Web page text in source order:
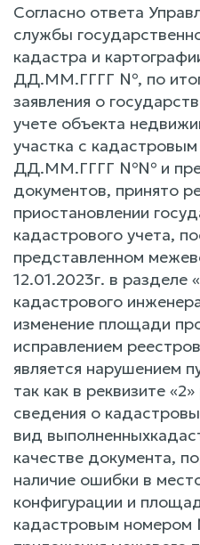
Согласно ответа
службы
кадастра и
ДД.ММ.ГГГГ №, по
заявления о
учете объекта
участка с
ДД.ММ.ГГГГ №№ и
документов, принято
приостановлении
кадастрового учета,
представленном
12.01.2023г. в разделе
кадастрового
изменение площади
исправлением
является нарушением
так как в реквизите
сведения о
вид
качестве документа,
наличие ошибки в
конфигурации и
кадастровым номером